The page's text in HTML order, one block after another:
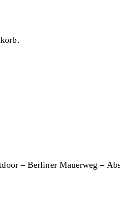
– Berliner Mauerweg –